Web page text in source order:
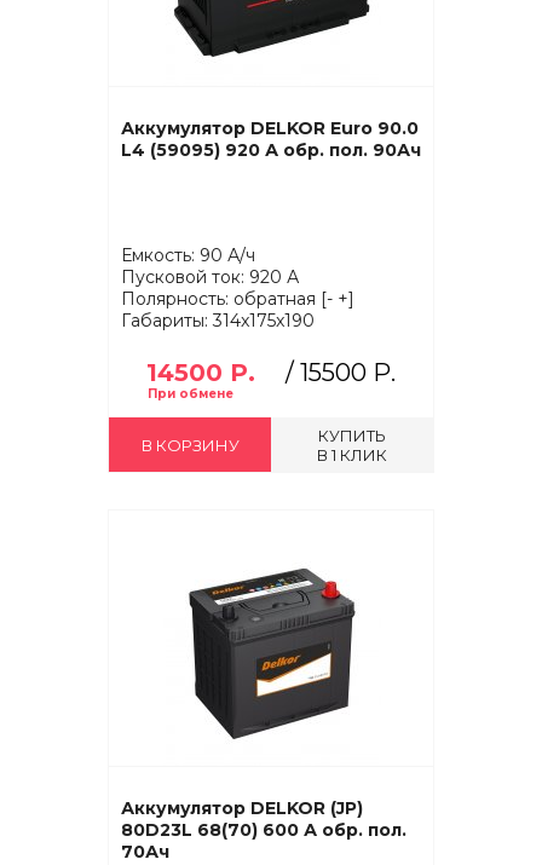
Аккумулятор DELKOR Euro 90.0
L4 (59095) 920 А обр. пол. 90Ач
Емкость: 90 А/ч
Пусковой ток: 920 А
Полярность: обратная [- +]
Габариты: 314x175x190
14500 Р. / 15500 Р.
В КОРЗИНУ
КУПИТЬ
В 1 КЛИК
Аккумулятор DELKOR (JP)
80D23L 68(70) 600 А обр. пол.
70Ач